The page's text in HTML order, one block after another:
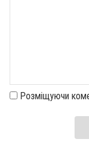
Розміщуючи